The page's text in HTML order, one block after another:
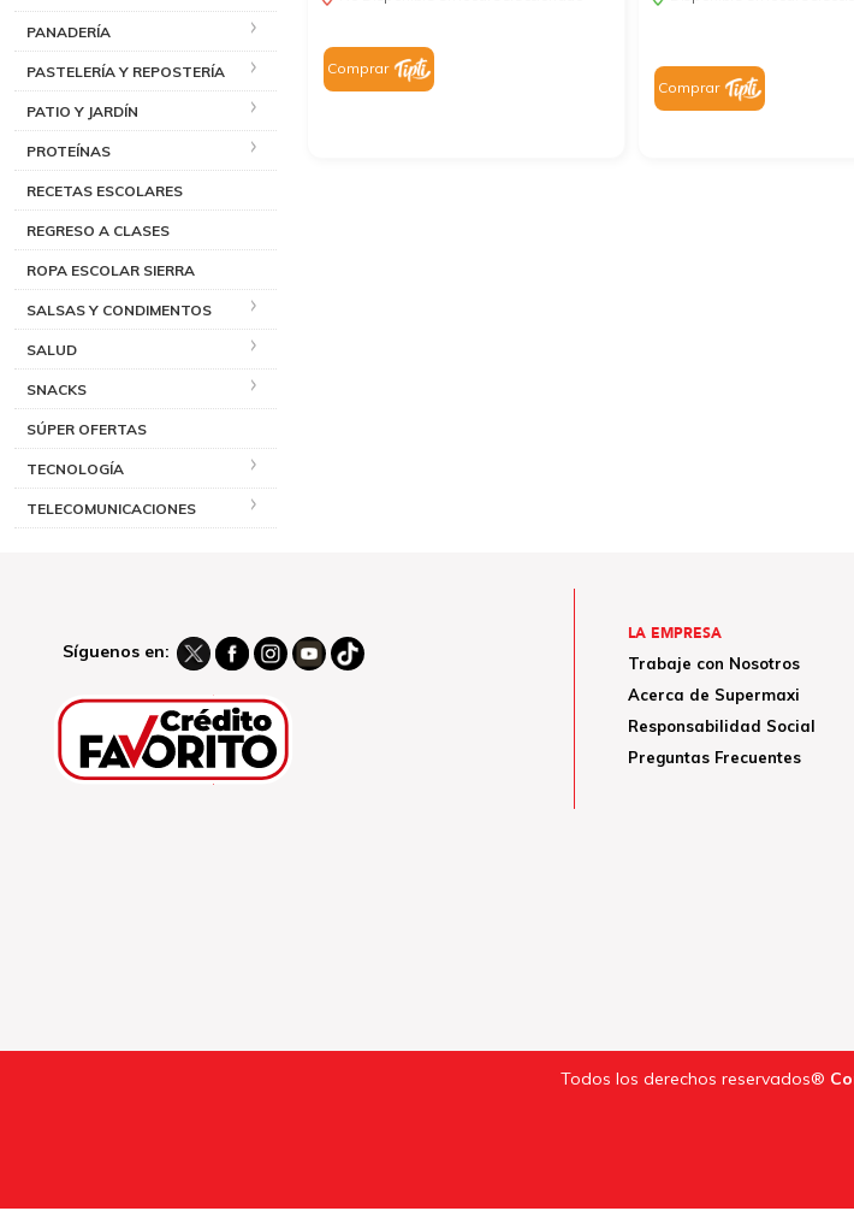
PANADERÍA
PASTELERÍA Y REPOSTERÍA
PATIO Y JARDÍN
PROTEÍNAS
RECETAS ESCOLARES
REGRESO A CLASES
ROPA ESCOLAR SIERRA
SALSAS Y CONDIMENTOS
SALUD
SNACKS
SÚPER OFERTAS
TECNOLOGÍA
TELECOMUNICACIONES
Comprar
Comprar
Síguenos en:
LA EMPRESA
Trabaje con Nosotros
Acerca de Supermaxi
Responsabilidad Social
Preguntas Frecuentes
Todos los derechos reservados®